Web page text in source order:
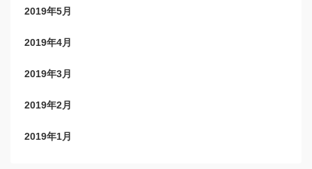
2019年5月
2019年4月
2019年3月
2019年2月
2019年1月